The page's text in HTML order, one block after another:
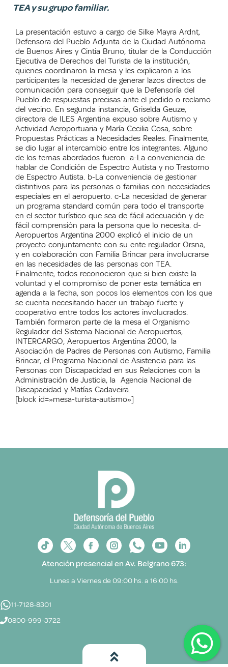
TEA y su grupo familiar.
La presentación estuvo a cargo de Silke Mayra Ardnt,
Defensora del Pueblo Adjunta de la Ciudad Autónoma
de Buenos Aires y Cintia Bruno, titular de la Conducción
Ejecutiva de Derechos del Turista de la institución,
quienes coordinaron la mesa y les explicaron a los
participantes la necesidad de generar lazos directos de
comunicación para conseguir que la Defensoría del
Pueblo de respuestas precisas ante el pedido o reclamo
del vecino. En segunda instancia, Griselda Geuze,
directora de ILES Argentina expuso sobre Autismo y
Actividad Aeroportuaria y María Cecilia Cosa, sobre
Propuestas Prácticas a Necesidades Reales. Finalmente,
se dio lugar al intercambio entre los integrantes. Alguno
de los temas abordados fueron: a-La conveniencia de
hablar de Condición de Espectro Autista y no Trastorno
de Espectro Autista. b-La conveniencia de gestionar
distintivos para las personas o familias con necesidades
especiales en el aeropuerto. c-La necesidad de generar
un programa standard común para todo el transporte
en el sector turístico que sea de fácil adecuación y de
fácil comprensión para la persona que lo necesita. d-
Aeropuertos Argentina 2000 explicó el inicio de un
proyecto conjuntamente con su ente regulador Orsna,
y en colaboración con Familia Brincar para involucrarse
en las necesidades de las personas con TEA.
Finalmente, todos reconocieron que si bien existe la
voluntad y el compromiso de poner esta temática en
agenda a la fecha, son pocos los elementos con los que
se cuenta necesitando hacer un trabajo fuerte y
cooperativo entre todos los actores involucrados.
También formaron parte de la mesa el Organismo
Regulador del Sistema Nacional de Aeropuertos,
INTERCARGO, Aeropuertos Argentina 2000, la
Asociación de Padres de Personas con Autismo, Familia
Brincar, el Programa Nacional de Asistencia para las
Personas con Discapacidad en sus Relaciones con la
Administración de Justicia, la Agencia Nacional de
Discapacidad y Matías Cadaveira.
[block id=»mesa-turista-autismo»]
Atención presencial en Av. Belgrano 673:
Lunes a Viernes de 09:00 hs. a 16:00 hs.
11-7128-8301
0800-999-3722